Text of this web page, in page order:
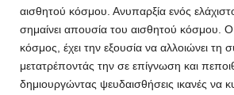
αισθητού κόσμου. Ανυπαρξία ενός
σημαίνει απουσία του αισθητού κόσμου. Ο
κόσμος, έχει την εξουσία να αλλοιώνει τη
μετατρέποντάς την σε επίγνωση και
δημιουργώντας ψευδαισθήσεις ικανές να